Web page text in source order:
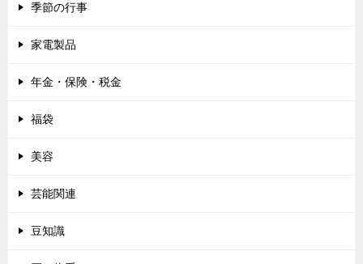
季節の行事
家電製品
年金・保険・税金
福袋
美容
芸能関連
豆知識